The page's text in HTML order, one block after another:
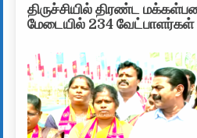
திருச்சியில் திரண்ட
மேடையில் 234 வேட்பாளர்கள்